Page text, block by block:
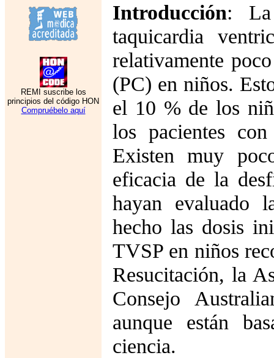
REMI suscribe los
principios del código HON
Compruébelo aquí
Introducción: La
taquicardia
relativamente
(PC) en niños.
el 10 % de los
los pacientes
Existen muy
eficacia de la
hayan evaluado
hecho las dosis
TVSP en niños
Resucitación, la
Consejo
aunque están
ciencia.